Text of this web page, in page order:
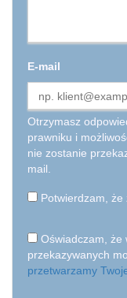
E-mail
Otrzymasz
prawniku i
nie zostanie
mail.
Potwierdzam, że
Oświadczam, że
przekazywanych
przetwarzamy